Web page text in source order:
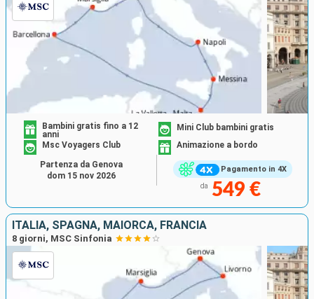
Pagamento in 4X
Bambini gratis fino a 12
anni
Mini Club bambini gratis
Msc Voyagers Club
Animazione a bordo
da 549 €
Partenza da Genova
dom 15 nov 2026
ITALIA, SPAGNA, MAIORCA, FRANCIA
8 giorni, MSC Sinfonia